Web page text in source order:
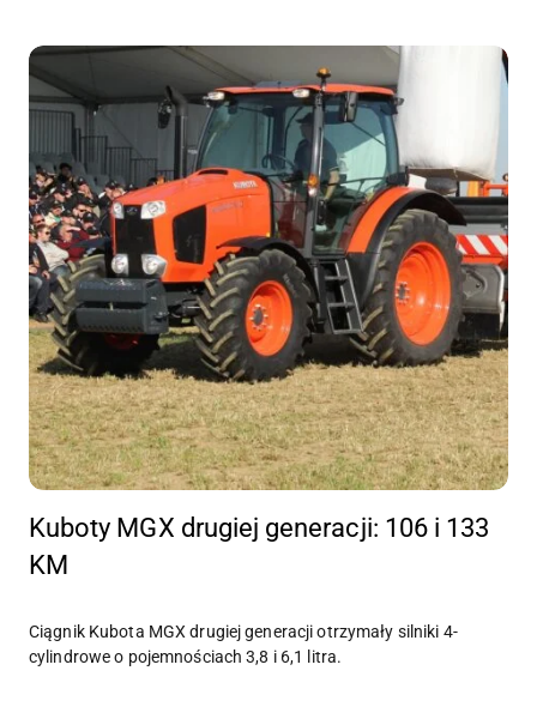
Kuboty MGX drugiej generacji: 106 i 133
KM
Ciągnik Kubota MGX drugiej generacji otrzymały silniki 4-
cylindrowe o pojemnościach 3,8 i 6,1 litra.